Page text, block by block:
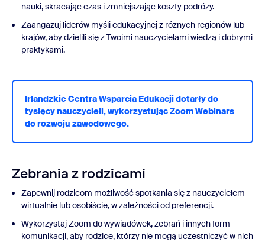
nauki, skracając czas i zmniejszając koszty podróży.
Zaangażuj liderów myśli edukacyjnej z różnych regionów lub
krajów, aby dzielili się z Twoimi nauczycielami wiedzą i dobrymi
praktykami.
Irlandzkie Centra Wsparcia Edukacji dotarły do
tysięcy nauczycieli, wykorzystując Zoom Webinars
do rozwoju zawodowego.
Zebrania z rodzicami
Zapewnij rodzicom możliwość spotkania się z nauczycielem
wirtualnie lub osobiście, w zależności od preferencji.
Wykorzystaj Zoom do wywiadówek, zebrań i innych form
komunikacji, aby rodzice, którzy nie mogą uczestniczyć w nich